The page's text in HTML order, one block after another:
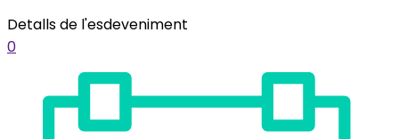
Detalls de l'esdeveniment
0